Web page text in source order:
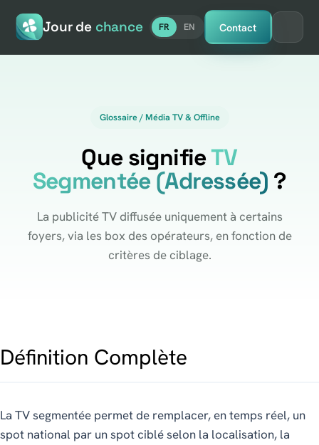
Jour de chance FR EN Contact
Glossaire / Média TV & Offline
Que signifieTV
Segmentée (Adressée) ?
La publicité TV diffusée uniquement à certains
foyers, via les box des opérateurs, en fonction de
critères de ciblage.
Définition Complète
La TV segmentée permet de remplacer, en temps réel, un
spot national par un spot ciblé selon la localisation, la